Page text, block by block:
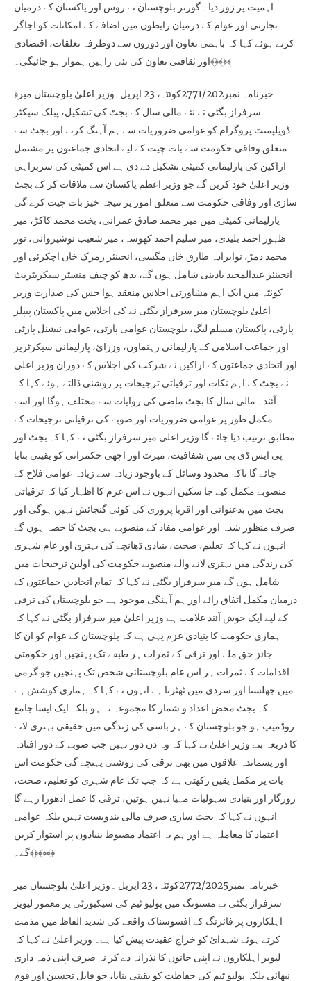
اہمیت پر زور دیا۔ گورنر بلوچستان نے روس اور پاکستان کے درمیان
تجارتی اور عوام کے درمیان رابطوں میں اضافے کے امکانات کو اجاگر
کرتے ہوئے کہا کہ باہمی تعاون اور دوروں سے دوطرفہ تعلقات، اقتصادی
اور ثقافتی تعاون کی نئی راہیں ہموار ہو جائیگی۔﴾﴿﴾﴿﴾
﴿خبرنامہ نمبر2771/202کوئٹہ، 23 اپریل۔وزیر اعلیٰ بلوچستان میر
سرفراز بگٹی نے نئے مالی سال کے بجٹ کی تشکیل، پبلک سیکٹر
ڈویلپمنٹ پروگرام کو عوامی ضروریات سے ہم آہنگ کرنے اور بجٹ سے
متعلق وفاقی حکومت سے بات چیت کے لیے اتحادی جماعتوں پر مشتمل
اراکین کی پارلیمانی کمیٹی تشکیل دے دی ہے اس کمیٹی کی سربراہی
وزیر اعلیٰ خود کریں گے جو وزیر اعظم پاکستان سے ملاقات کر کے بجٹ
سازی اور وفاقی حکومت سے متعلق امور پر نتیجہ خیز بات چیت کرے گی
پارلیمانی کمیٹی میں میر محمد صادق عمرانی، بخت محمد کاکڑ، میر
ظہور احمد بلیدی، میر سلیم احمد کھوسہ، میر شعیب نوشیروانی، نور
محمد دمڑ، نوابزادہ طارق خان مگسی، انجینئر زمرک خان اچکزئی اور
انجینئر عبدالمجید بادینی شامل ہوں گے، بدھ کو چیف منسٹر سیکریٹریٹ
کوئٹہ میں ایک اہم مشاورتی اجلاس منعقد ہوا جس کی صدارت وزیر
اعلیٰ بلوچستان میر سرفراز بگٹی نے کی اجلاس میں پاکستان پیپلز
پارٹی، پاکستان مسلم لیگ، بلوچستان عوامی پارٹی، عوامی نیشنل پارٹی
اور جماعت اسلامی کے پارلیمانی رہنماوں، وزرائ، پارلیمانی سیکرٹریز
اور اتحادی جماعتوں کے اراکین نے شرکت کی اجلاس کے دوران وزیر اعلیٰ
نے بجٹ کے اہم نکات اور ترقیاتی ترجیحات پر روشنی ڈالتے ہوئے کہا کہ
آئندہ مالی سال کا بجٹ ماضی کی روایات سے مختلف ہوگا اور اسے
مکمل طور پر عوامی ضروریات اور صوبے کی ترقیاتی ترجیحات کے
مطابق ترتیب دیا جائے گا وزیر اعلیٰ میر سرفراز بگٹی نے کہا کہ بجٹ اور
پی ایس ڈی پی میں شفافیت، میرٹ اور اچھی حکمرانی کو یقینی بنایا
جائے گا تاکہ محدود وسائل کے باوجود زیادہ سے زیادہ عوامی فلاح کے
منصوبے مکمل کیے جا سکیں انہوں نے اس عزم کا اظہار کیا کہ ترقیاتی
بجٹ میں بدعنوانی اور اقربا پروری کی کوئی گنجائش نہیں ہوگی اور
صرف منظور شدہ اور عوامی مفاد کے منصوبے ہی بجٹ کا حصہ ہوں گے
انہوں نے کہا کہ تعلیم، صحت، بنیادی ڈھانچے کی بہتری اور عام شہری
کی زندگی میں بہتری لانے والے منصوبے حکومت کی اولین ترجیحات میں
شامل ہوں گے میر سرفراز بگٹی نے کہا کہ تمام اتحادین جماعتوں کے
درمیان مکمل اتفاق رائے اور ہم آہنگی موجود ہے جو بلوچستان کی ترقی
کے لیے ایک خوش آئند علامت ہے وزیر اعلیٰ میر سرفراز بگٹی نے کہا کہ
ہماری حکومت کا بنیادی عزم یہی ہے کہ بلوچستان کے عوام کو ان کا
جائز حق ملے اور ترقی کے ثمرات ہر طبقے تک پہنچیں اور حکومتی
اقدامات کے ثمرات ہر اس عام بلوچستانی شخص تک پہنچیں جو گرمی
میں جھلستا اور سردی میں ٹھٹرتا ہے انہوں نے کہا کہ ہماری کوشش ہے
کہ بجٹ محض اعداد و شمار کا مجموعہ نہ ہو بلکہ ایک ایسا جامع
روڈمیپ ہو جو بلوچستان کے ہر باسی کی زندگی میں حقیقی بہتری لانے
کا ذریعہ بنے وزیر اعلیٰ نے کہا کہ وہ دن دور نہیں جب صوبے کے دور افتادہ
اور پسماندہ علاقوں میں بھی ترقی کی روشنی پہنچے گی حکومت اس
بات پر مکمل یقین رکھتی ہے کہ جب تک عام شہری کو تعلیم، صحت،
روزگار اور بنیادی سہولیات مہیا نہیں ہوتیں، ترقی کا عمل ادھورا رہے گا
انہوں نے کہا کہ بجٹ سازی صرف مالی بندوبست نہیں بلکہ عوامی
اعتماد کا معاملہ ہے اور ہم یہ اعتماد مضبوط بنیادوں پر استوار کریں
گے۔﴾﴿﴾﴿﴾﴿
خبرنامہ نمبر2772/2025کوئٹہ، 23 اپریل ۔وزیر اعلیٰ بلوچستان میر
سرفراز بگٹی نے مستونگ میں پولیو ٹیم کی سیکیورٹی پر معمور لیویز
اہلکاروں پر فائرنگ کے افسوسناک واقعے کی شدید الفاظ میں مذمت
کرتے ہوئے شہدائ کو خراج عقیدت پیش کیا ہے۔ وزیر اعلیٰ نے کہا کہ
لیویز اہلکاروں نے اپنی جانوں کا نذرانہ دے کر نہ صرف اپنی ذمہ داری
نبھائی بلکہ پولیو ٹیم کی حفاظت کو یقینی بنایا، جو قابل تحسین اور قوم